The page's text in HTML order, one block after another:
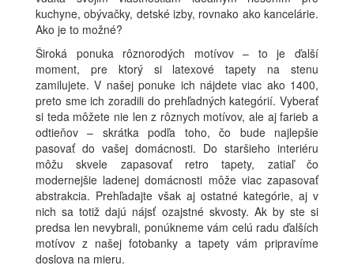
kuchyne, obývačky, detské izby, rovnako ako kancelárie.
Ako je to možné?
Široká ponuka rôznorodých motívov – to je ďalší
moment, pre ktorý si latexové tapety na stenu
zamilujete. V našej ponuke ich nájdete viac ako 1400,
preto sme ich zoradili do prehľadných kategórií. Vyberať
si teda môžete nie len z rôznych motívov, ale aj farieb a
odtieňov – skrátka podľa toho, čo bude najlepšie
pasovať do vašej domácnosti. Do staršieho interiéru
môžu skvele zapasovať retro tapety, zatiaľ čo
modernejšie ladenej domácnosti môže viac zapasovať
abstrakcia. Prehľadajte však aj ostatné kategórie, aj v
nich sa totiž dajú nájsť ozajstné skvosty. Ak by ste si
predsa len nevybrali, ponúkneme vám celú radu ďalších
motívov z našej fotobanky a tapety vám pripravíme
doslova na mieru.